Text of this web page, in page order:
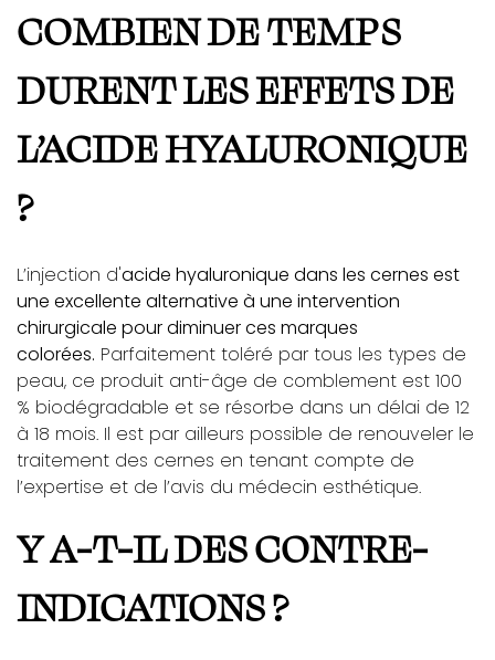
COMBIEN DE TEMPS
DURENT LES EFFETS DE
L’ACIDE HYALURONIQUE
?
L’injection d'acide hyaluronique dans les cernes est
une excellente alternative à une intervention
chirurgicale pour diminuer ces marques
colorées. Parfaitement toléré par tous les types de
peau, ce produit anti-âge de comblement est 100
% biodégradable et se résorbe dans un délai de 12
à 18 mois. Il est par ailleurs possible de renouveler le
traitement des cernes en tenant compte de
l’expertise et de l’avis du médecin esthétique.
Y A-T-IL DES CONTRE-
INDICATIONS ?